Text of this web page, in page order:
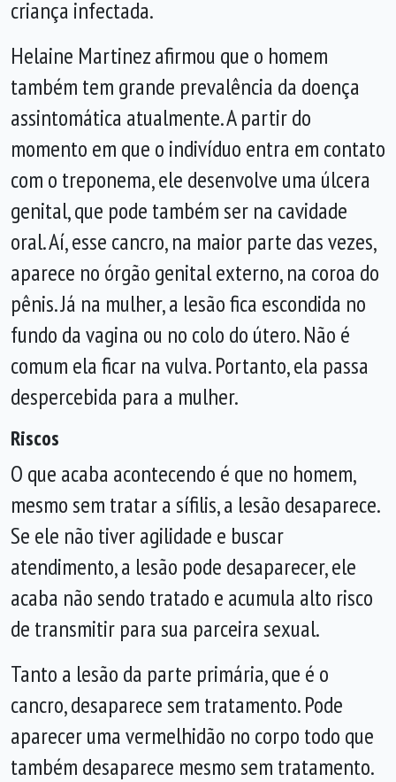
criança infectada.
Helaine Martinez afirmou que o homem
também tem grande prevalência da doença
assintomática atualmente. A partir do
momento em que o indivíduo entra em contato
com o treponema, ele desenvolve uma úlcera
genital, que pode também ser na cavidade
oral. Aí, esse cancro, na maior parte das vezes,
aparece no órgão genital externo, na coroa do
pênis. Já na mulher, a lesão fica escondida no
fundo da vagina ou no colo do útero. Não é
comum ela ficar na vulva. Portanto, ela passa
despercebida para a mulher.
Riscos
O que acaba acontecendo é que no homem,
mesmo sem tratar a sífilis, a lesão desaparece.
Se ele não tiver agilidade e buscar
atendimento, a lesão pode desaparecer, ele
acaba não sendo tratado e acumula alto risco
de transmitir para sua parceira sexual.
Tanto a lesão da parte primária, que é o
cancro, desaparece sem tratamento. Pode
aparecer uma vermelhidão no corpo todo que
também desaparece mesmo sem tratamento.